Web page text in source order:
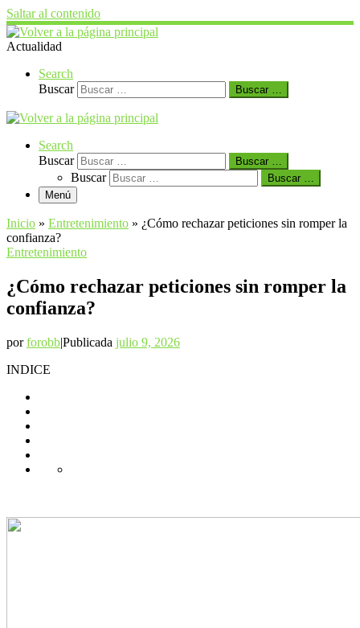
Saltar al contenido
Actualidad
Search
Buscar
Buscar …
Search
Buscar
Buscar …
Buscar
Buscar …
Menú
Inicio » Entretenimiento » ¿Cómo rechazar peticiones sin romper la
confianza?
Entretenimiento
¿Cómo rechazar peticiones sin romper la
confianza?
porforobb|Publicada julio 9, 2026
INDICE